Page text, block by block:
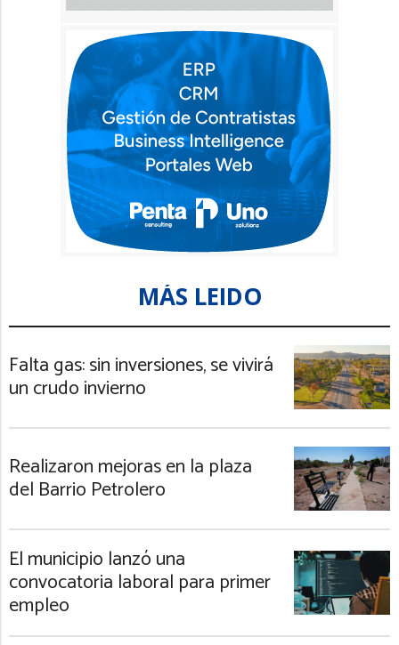
MÁS LEIDO
Falta gas: sin inversiones, se vivirá
un crudo invierno
Realizaron mejoras en la plaza
del Barrio Petrolero
El municipio lanzó una
convocatoria laboral para primer
empleo